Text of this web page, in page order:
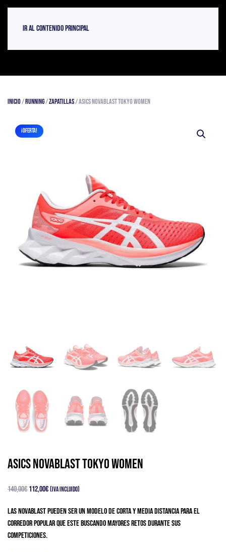
Ir al contenido principal
Inicio/Running/Zapatillas/ Asics Novablast Tokyo Women
¡OFERTA!
Asics Novablast Tokyo Women
140,00€ El
original
era:
140,00€.
112,00€El
actual
es:
(IVA Incluido)
Las Novablast pueden ser un modelo de corta y media distancia para el
corredor popular que este buscando mayores retos durante sus
competiciones.